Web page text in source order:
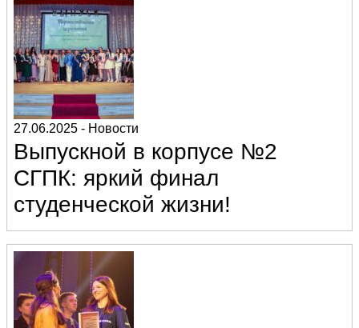
27.06.2025 - Новости
Выпускной в корпусе №2
СГПК: яркий финал
студенческой жизни!